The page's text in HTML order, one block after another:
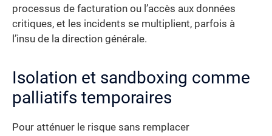
processus de facturation ou l’accès aux données
critiques, et les incidents se multiplient, parfois à
l’insu de la direction générale.
Isolation et sandboxing comme
palliatifs temporaires
Pour atténuer le risque sans remplacer